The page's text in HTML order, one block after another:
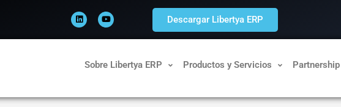
i
n
k
e
o
u
t
u
Descargar Libertya ERP
Sobre Libertya ERP Productos y Servicios Partnership